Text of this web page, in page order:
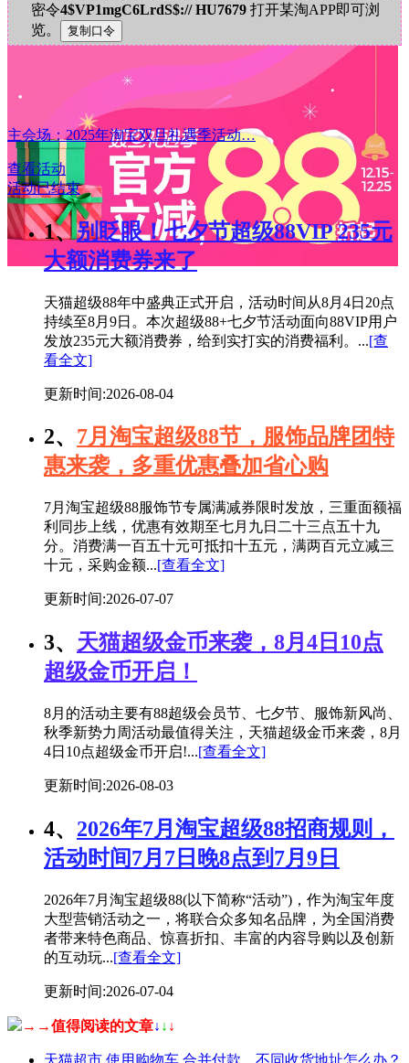
密令4$VP1mgC6LrdS$:// HU7679 打开某淘APP即可浏
览。
主会场：2025年淘宝双旦礼遇季活动…
查看活动
活动已结束
1、 别眨眼！七夕节超级88VIP 235元
大额消费券来了
天猫超级88年中盛典正式开启，活动时间从8月4日20点
持续至8月9日。本次超级88+七夕节活动面向88VIP用户
发放235元大额消费券，给到实打实的消费福利。...[查
看全文]
更新时间:2026-08-04
2、 7月淘宝超级88节，服饰品牌团特
惠来袭，多重优惠叠加省心购
7月淘宝超级88服饰节专属满减券限时发放，三重面额福
利同步上线，优惠有效期至七月九日二十三点五十九
分。消费满一百五十元可抵扣十五元，满两百元立减三
十元，采购金额...[查看全文]
更新时间:2026-07-07
3、 天猫超级金币来袭，8月4日10点
超级金币开启！
8月的活动主要有88超级会员节、七夕节、服饰新风尚、
秋季新势力周活动最值得关注，天猫超级金币来袭，8月
4日10点超级金币开启!...[查看全文]
更新时间:2026-08-03
4、 2026年7月淘宝超级88招商规则，
活动时间7月7日晚8点到7月9日
2026年7月淘宝超级88(以下简称“活动”)，作为淘宝年度
大型营销活动之一，将联合众多知名品牌，为全国消费
者带来特色商品、惊喜折扣、丰富的内容导购以及创新
的互动玩...[查看全文]
更新时间:2026-07-04
→→值得阅读的文章↓ ↓ ↓
天猫超市 使用购物车 合并付款，不同收货地址怎么办？